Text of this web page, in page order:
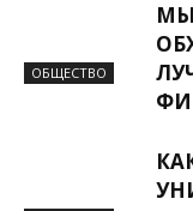
ОБЩЕСТВО